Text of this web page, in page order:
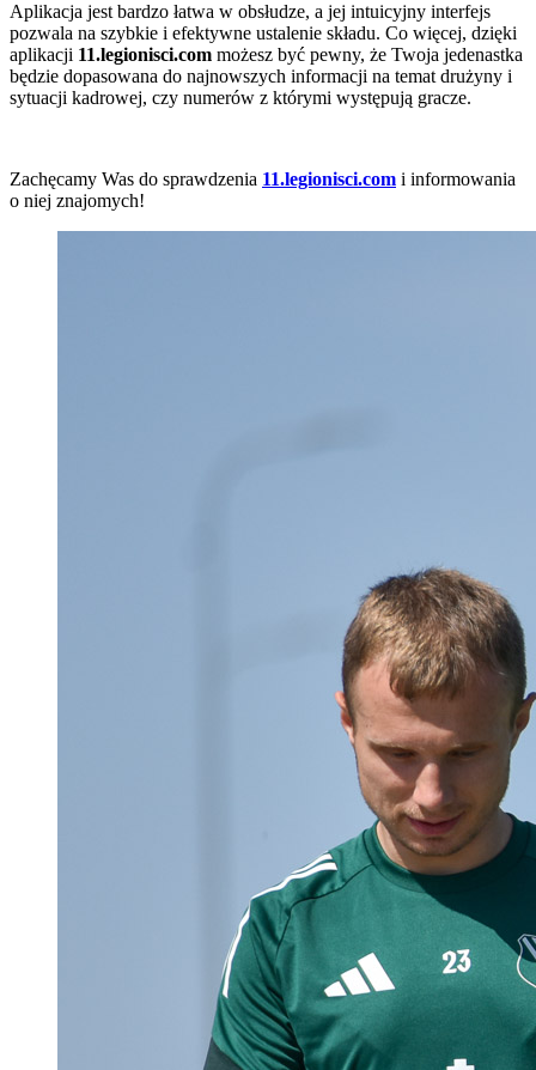
Aplikacja jest bardzo łatwa w obsłudze, a jej intuicyjny interfejs
pozwala na szybkie i efektywne ustalenie składu. Co więcej, dzięki
aplikacji 11.legionisci.com możesz być pewny, że Twoja jedenastka
będzie dopasowana do najnowszych informacji na temat drużyny i
sytuacji kadrowej, czy numerów z którymi występują gracze.
Zachęcamy Was do sprawdzenia 11.legionisci.com i informowania
o niej znajomych!